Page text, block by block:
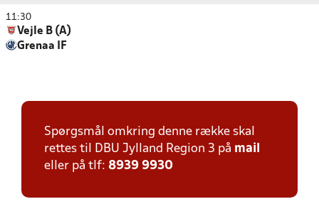
11:30
Vejle B (A)
Grenaa IF
Spørgsmål omkring denne række skal
rettes til DBU Jylland Region 3 på mail
eller på tlf: 8939 9930